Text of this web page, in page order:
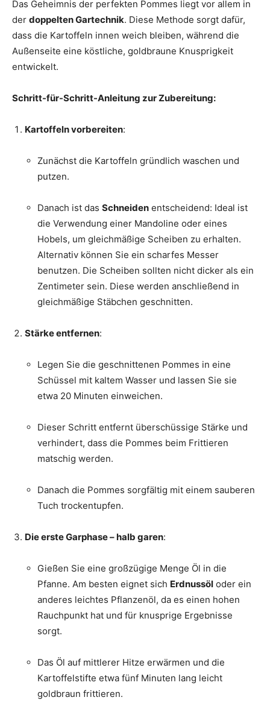
Das Geheimnis der perfekten Pommes liegt vor allem in
der doppelten Gartechnik. Diese Methode sorgt dafür,
dass die Kartoffeln innen weich bleiben, während die
Außenseite eine köstliche, goldbraune Knusprigkeit
entwickelt.
Schritt-für-Schritt-Anleitung zur Zubereitung:
Kartoffeln vorbereiten:
Zunächst die Kartoffeln gründlich waschen und
putzen.
Danach ist das Schneiden entscheidend: Ideal ist
die Verwendung einer Mandoline oder eines
Hobels, um gleichmäßige Scheiben zu erhalten.
Alternativ können Sie ein scharfes Messer
benutzen. Die Scheiben sollten nicht dicker als ein
Zentimeter sein. Diese werden anschließend in
gleichmäßige Stäbchen geschnitten.
Stärke entfernen:
Legen Sie die geschnittenen Pommes in eine
Schüssel mit kaltem Wasser und lassen Sie sie
etwa 20 Minuten einweichen.
Dieser Schritt entfernt überschüssige Stärke und
verhindert, dass die Pommes beim Frittieren
matschig werden.
Danach die Pommes sorgfältig mit einem sauberen
Tuch trockentupfen.
Die erste Garphase – halb garen:
Gießen Sie eine großzügige Menge Öl in die
Pfanne. Am besten eignet sich Erdnussöl oder ein
anderes leichtes Pflanzenöl, da es einen hohen
Rauchpunkt hat und für knusprige Ergebnisse
sorgt.
Das Öl auf mittlerer Hitze erwärmen und die
Kartoffelstifte etwa fünf Minuten lang leicht
goldbraun frittieren.